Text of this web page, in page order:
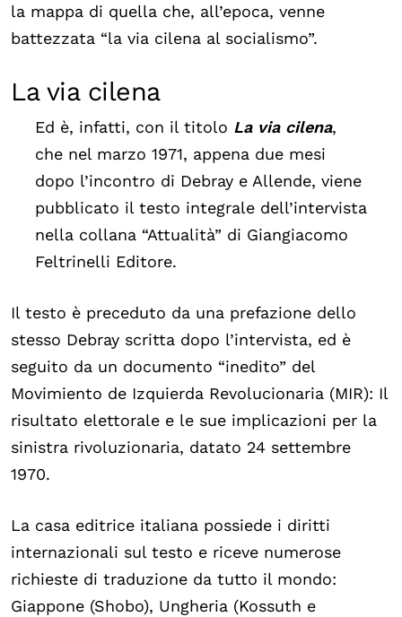
la mappa di quella che, all’epoca, venne
battezzata “la via cilena al socialismo”.
La via cilena
Ed è, infatti, con il titolo La via cilena,
che nel marzo 1971, appena due mesi
dopo l’incontro di Debray e Allende, viene
pubblicato il testo integrale dell’intervista
nella collana “Attualità” di Giangiacomo
Feltrinelli Editore.
Il testo è preceduto da una prefazione dello
stesso Debray scritta dopo l’intervista, ed è
seguito da un documento “inedito” del
Movimiento de Izquierda Revolucionaria (MIR): Il
risultato elettorale e le sue implicazioni per la
sinistra rivoluzionaria, datato 24 settembre
1970.
La casa editrice italiana possiede i diritti
internazionali sul testo e riceve numerose
richieste di traduzione da tutto il mondo:
Giappone (Shobo), Ungheria (Kossuth e